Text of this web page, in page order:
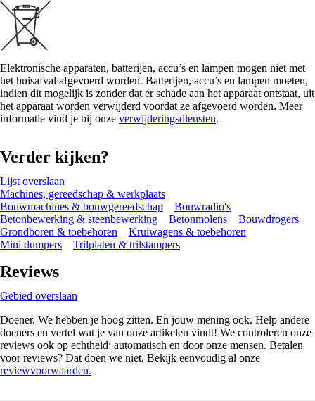
Elektronische apparaten, batterijen, accu’s en lampen mogen niet met
het huisafval afgevoerd worden. Batterijen, accu’s en lampen moeten,
indien dit mogelijk is zonder dat er schade aan het apparaat ontstaat, uit
het apparaat worden verwijderd voordat ze afgevoerd worden. Meer
informatie vind je bij onze verwijderingsdiensten.
Verder kijken?
Lijst overslaan
Machines, gereedschap & werkplaats
Bouwmachines & bouwgereedschap
Bouwradio's
Betonbewerking & steenbewerking
Betonmolens
Bouwdrogers
Grondboren & toebehoren
Kruiwagens & toebehoren
Mini dumpers
Trilplaten & trilstampers
Reviews
Gebied overslaan
Doener. We hebben je hoog zitten. En jouw mening ook. Help andere
doeners en vertel wat je van onze artikelen vindt! We controleren onze
reviews ook op echtheid; automatisch en door onze mensen. Betalen
voor reviews? Dat doen we niet. Bekijk eenvoudig al onze
reviewvoorwaarden.